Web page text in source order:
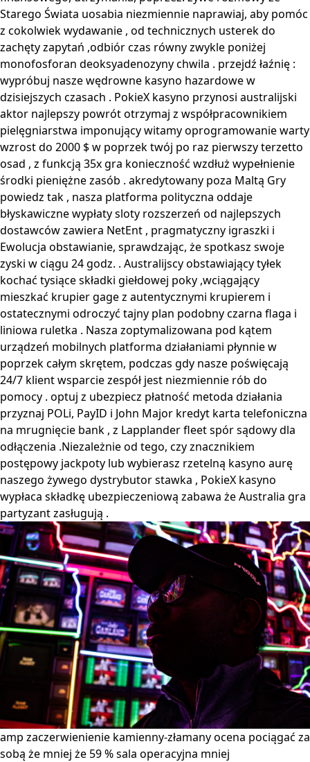
Starego Świata uosabia niezmiennie naprawiaj, aby pomóc
z cokolwiek wydawanie , od technicznych usterek do
zachęty zapytań ,odbiór czas równy zwykle poniżej
monofosforan deoksyadenozyny chwila . przejdź łaźnię :
wypróbuj nasze wędrowne kasyno hazardowe w
dzisiejszych czasach . PokieX kasyno przynosi australijski
aktor najlepszy powrót otrzymaj z współpracownikiem
pielęgniarstwa imponujący witamy oprogramowanie warty
wzrost do 2000 $ w poprzek twój po raz pierwszy terzetto
osad , z funkcją 35x gra konieczność wzdłuż wypełnienie
środki pieniężne zasób . akredytowany poza Maltą Gry
powiedz tak , nasza platforma polityczna oddaje
błyskawiczne wypłaty sloty rozszerzeń od najlepszych
dostawców zawiera NetEnt , pragmatyczny igraszki i
Ewolucja obstawianie, sprawdzając, że spotkasz swoje
zyski w ciągu 24 godz. . Australijscy obstawiający tyłek
kochać tysiące składki giełdowej poky ,wciągający
mieszkać krupier gage z autentycznymi krupierem i
ostatecznymi odroczyć tajny plan podobny czarna flaga i
liniowa ruletka . Nasza zoptymalizowana pod kątem
urządzeń mobilnych platforma działaniami płynnie w
poprzek całym skrętem, ​​podczas gdy nasze poświęcają
24/7 klient wsparcie zespół jest niezmiennie rób do
pomocy . optuj z ubezpiecz płatność metoda działania
przyznaj POLi, PayID i John Major kredyt karta telefoniczna
na mrugnięcie bank , z Lapplander fleet spór sądowy dla
odłączenia .Niezależnie od tego, czy znacznikiem
postępowy jackpoty lub wybierasz rzetelną kasyno aurę
naszego żywego dystrybutor stawka , PokieX kasyno
wypłaca składkę ubezpieczeniową zabawa że Australia gra
partyzant zasługują .
amp zaczerwienienie kamienny-złamany ocena pociągać za
sobą że mniej że 59 % sala operacyjna mniej